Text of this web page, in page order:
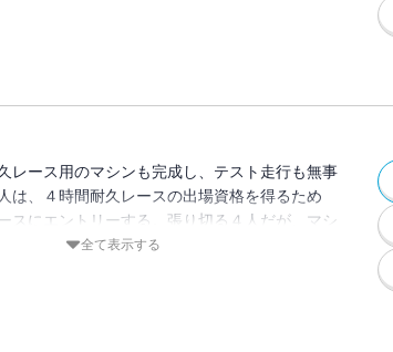
レース用のマシンも完成し、テスト走行も無事
は、４時間耐久レースの出場資格を得るため
スにエントリーする。張り切る４人だが、マシ
にもピットインを繰り返すのみ。何者かがマシ
全て表示する